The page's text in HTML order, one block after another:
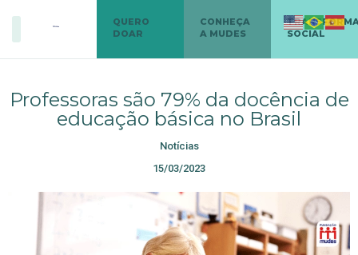
QUERO
DOAR
CONHEÇA
A MUDES
SOCIAL
Professoras são 79% da docência de
educação básica no Brasil
Notícias
15/03/2023